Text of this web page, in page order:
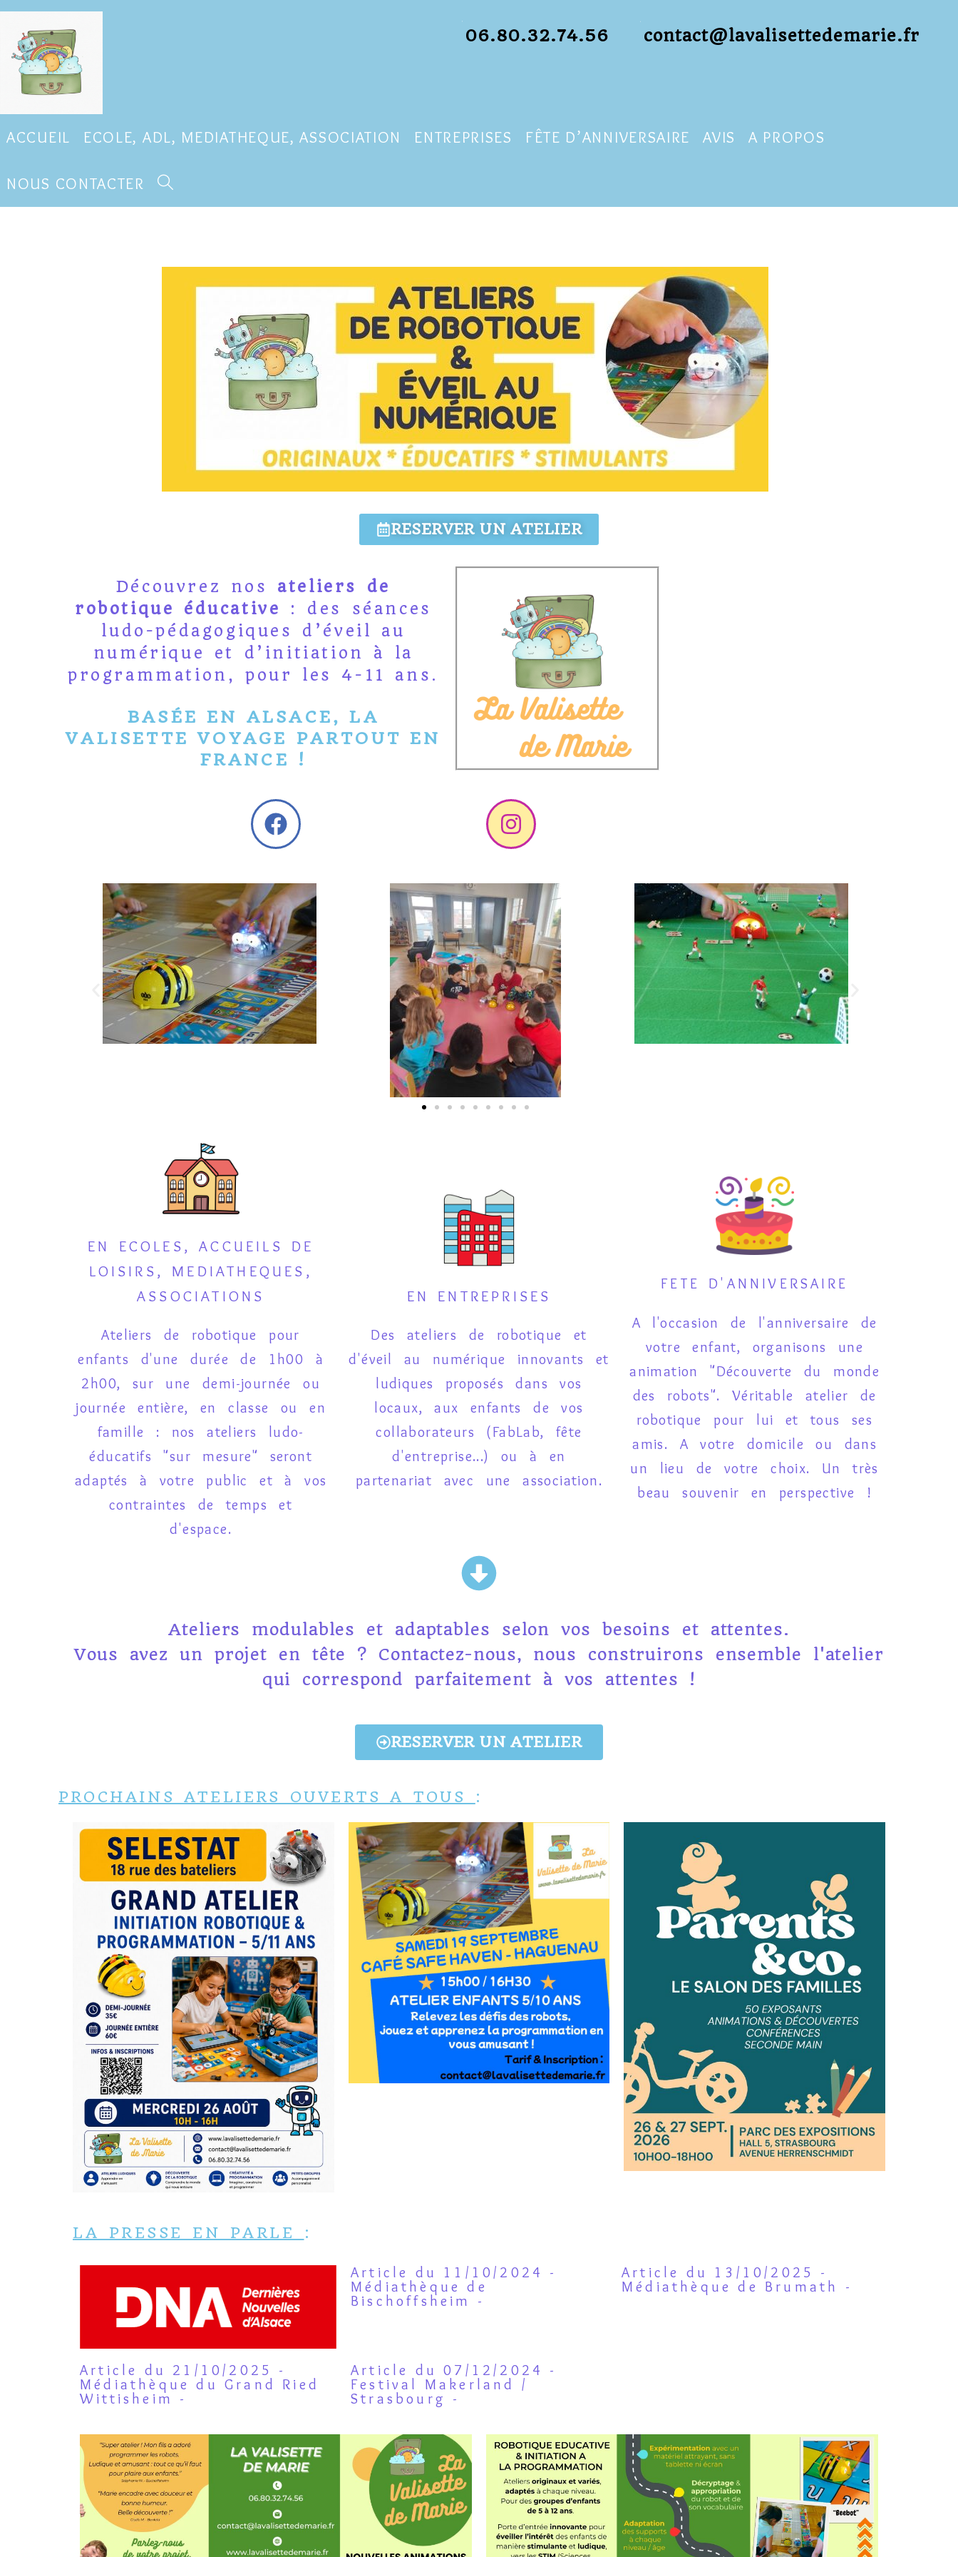
06.80.32.74.56 contact@lavalisettedemarie.fr
ACCUEIL ECOLE, ADL, MEDIATHEQUE, ASSOCIATION ENTREPRISES FÊTE D’ANNIVERSAIRE AVIS A PROPOS
NOUS CONTACTER
RESERVER UN ATELIER
Découvrez nos ateliers de
robotique éducative : des séances
ludo-pédagogiques d’éveil au
numérique et d’initiation à la
programmation, pour les 4-11 ans.
BASÉE EN ALSACE, LA
VALISETTE VOYAGE PARTOUT EN
FRANCE !
EN ECOLES, ACCUEILS DE
LOISIRS, MEDIATHEQUES,
ASSOCIATIONS
Ateliers de robotique pour
enfants d'une durée de 1h00 à
2h00, sur une demi-journée ou
journée entière, en classe ou en
famille : nos ateliers ludo-
éducatifs "sur mesure" seront
adaptés à votre public et à vos
contraintes de temps et
d'espace.
EN ENTREPRISES
Des ateliers de robotique et
d'éveil au numérique innovants et
ludiques proposés dans vos
locaux, aux enfants de vos
collaborateurs (FabLab, fête
d'entreprise...) ou à en
partenariat avec une association.
FETE D'ANNIVERSAIRE
A l'occasion de l'anniversaire de
votre enfant, organisons une
animation "Découverte du monde
des robots". Véritable atelier de
robotique pour lui et tous ses
amis. A votre domicile ou dans
un lieu de votre choix. Un très
beau souvenir en perspective !
Ateliers modulables et adaptables selon vos besoins et attentes.
Vous avez un projet en tête ? Contactez-nous, nous construirons ensemble l'atelier
qui correspond parfaitement à vos attentes !
RESERVER UN ATELIER
PROCHAINS ATELIERS OUVERTS A TOUS :
LA PRESSE EN PARLE :
Article du 11/10/2024 -
Médiathèque de
Bischoffsheim -
Article du 13/10/2025 -
Médiathèque de Brumath -
Article du 21/10/2025 -
Médiathèque du Grand Ried
Wittisheim -
Article du 07/12/2024 -
Festival Makerland /
Strasbourg -